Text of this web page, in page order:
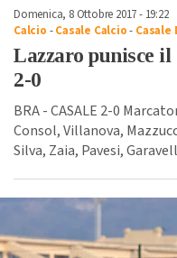
Domenica, 8 Ottobre 2017 - 19:22
Calcio -Casale Calcio- Casale
Lazzaro punisce
2-0
BRA - CASALE 2-0
Consol, Villanova,
Silva, Zaia, Pavesi,